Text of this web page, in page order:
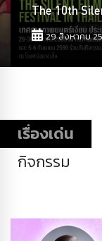
The 10th
29 สิงหาคม
เรื่องเด่น
กิจกรรม